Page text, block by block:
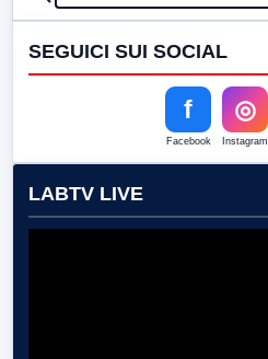
SEGUICI SUI SOCIAL
f
Facebook
◎
Instagram
LABTV LIVE